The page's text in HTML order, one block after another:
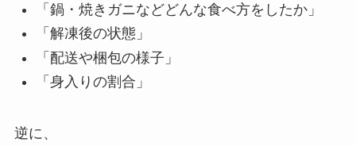
「鍋・焼きガニなどどんな食べ方をしたか」
「解凍後の状態」
「配送や梱包の様子」
「身入りの割合」
逆に、